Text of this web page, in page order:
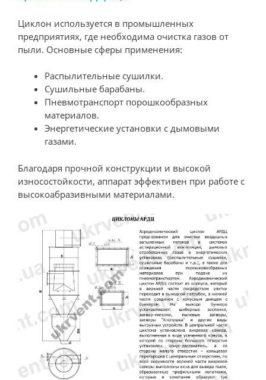
Циклон используется в промышленных
предприятиях, где необходима очистка газов от
пыли. Основные сферы применения:
Распылительные сушилки.
Сушильные барабаны.
Пневмотранспорт порошкообразных
материалов.
Энергетические установки с дымовыми
газами.
Благодаря прочной конструкции и высокой
износостойкости, аппарат эффективен при работе с
высокоабразивными материалами.